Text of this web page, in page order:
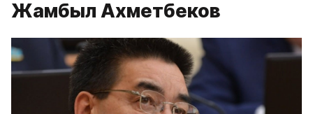
Жамбыл Ахметбеков